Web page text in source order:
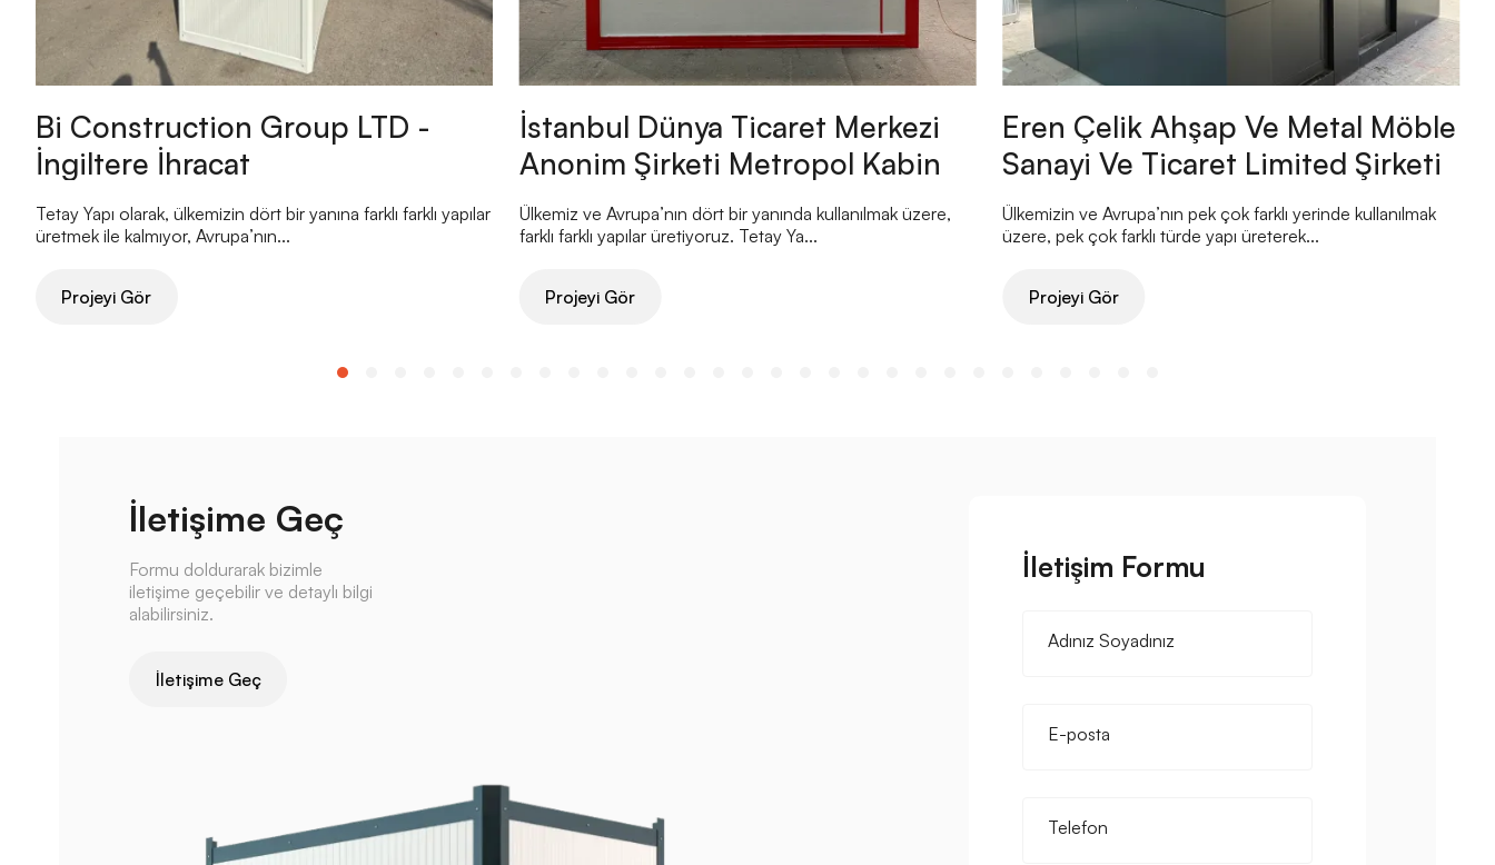
Bi Construction Group LTD -
İngiltere İhracat
Tetay Yapı olarak, ülkemizin dört bir yanına farklı farklı yapılar
üretmek ile kalmıyor, Avrupa’nın...
Projeyi Gör
İstanbul Dünya Ticaret Merkezi
Anonim Şirketi Metropol Kabin
Ülkemiz ve Avrupa’nın dört bir yanında kullanılmak üzere,
farklı farklı yapılar üretiyoruz. Tetay Ya...
Projeyi Gör
Eren Çelik Ahşap Ve Metal Möble
Sanayi Ve Ticaret Limited Şirketi
Ülkemizin ve Avrupa’nın pek çok farklı yerinde kullanılmak
üzere, pek çok farklı türde yapı üreterek...
Projeyi Gör
İletişime Geç
Formu doldurarak bizimle
iletişime geçebilir ve detaylı bilgi
alabilirsiniz.
İletişime Geç
İletişim Formu
Adınız Soyadınız
E-posta
Telefon